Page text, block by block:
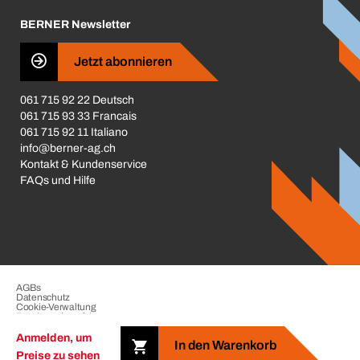
Anmelden, um
Preise zu sehen
In den Warenkorb
Business Conduct
BERNER Newsletter
Jetzt abonnieren
061 715 92 22 Deutsch
061 715 93 33 Francais
061 715 92 11 Italiano
info@berner-ag.ch
Kontakt & Kundenservice
FAQs und Hilfe
AGBs
Datenschutz
Cookie-Verwaltung
Beschwerdeverfahren